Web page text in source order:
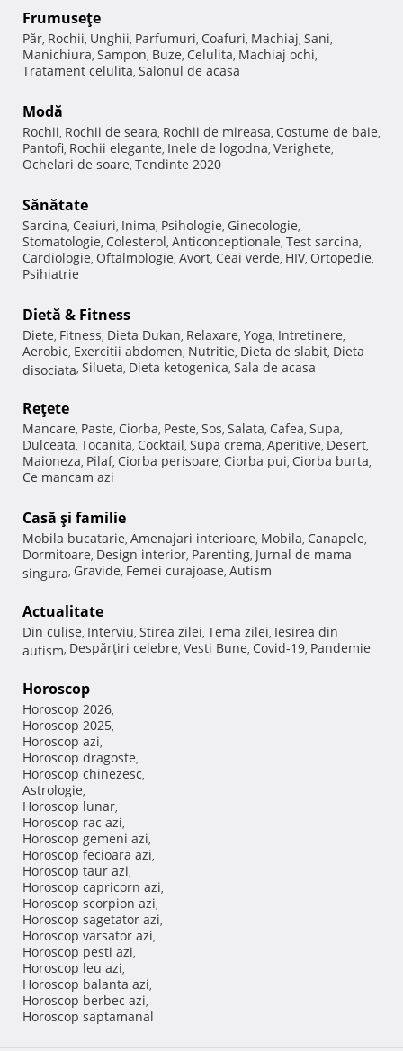
Frumuseţe
Păr, Rochii, Unghii, Parfumuri, Coafuri, Machiaj, Sani,
Manichiura, Sampon, Buze, Celulita, Machiaj ochi,
Tratament celulita, Salonul de acasa
Modă
Rochii, Rochii de seara, Rochii de mireasa, Costume de baie,
Pantofi, Rochii elegante, Inele de logodna, Verighete,
Ochelari de soare, Tendinte 2020
Sănătate
Sarcina, Ceaiuri, Inima, Psihologie, Ginecologie,
Stomatologie, Colesterol, Anticonceptionale, Test sarcina,
Cardiologie, Oftalmologie, Avort, Ceai verde, HIV, Ortopedie,
Psihiatrie
Dietă & Fitness
Diete, Fitness, Dieta Dukan, Relaxare, Yoga, Intretinere,
Aerobic, Exercitii abdomen, Nutritie, Dieta de slabit, Dieta
disociata, Silueta, Dieta ketogenica, Sala de acasa
Reţete
Mancare, Paste, Ciorba, Peste, Sos, Salata, Cafea, Supa,
Dulceata, Tocanita, Cocktail, Supa crema, Aperitive, Desert,
Maioneza, Pilaf, Ciorba perisoare, Ciorba pui, Ciorba burta,
Ce mancam azi
Casă şi familie
Mobila bucatarie, Amenajari interioare, Mobila, Canapele,
Dormitoare, Design interior, Parenting, Jurnal de mama
singura, Gravide, Femei curajoase, Autism
Actualitate
Din culise, Interviu, Stirea zilei, Tema zilei, Iesirea din
autism, Despărţiri celebre, Vesti Bune, Covid-19, Pandemie
Horoscop
Horoscop 2026,
Horoscop 2025,
Horoscop azi,
Horoscop dragoste,
Horoscop chinezesc,
Astrologie,
Horoscop lunar,
Horoscop rac azi,
Horoscop gemeni azi,
Horoscop fecioara azi,
Horoscop taur azi,
Horoscop capricorn azi,
Horoscop scorpion azi,
Horoscop sagetator azi,
Horoscop varsator azi,
Horoscop pesti azi,
Horoscop leu azi,
Horoscop balanta azi,
Horoscop berbec azi,
Horoscop saptamanal